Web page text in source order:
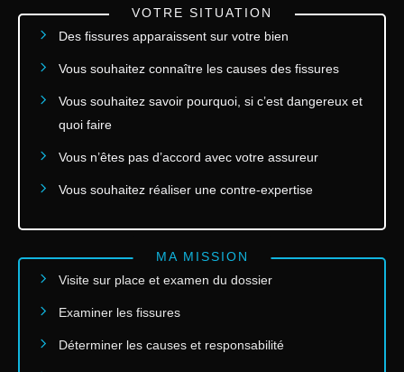
VOTRE SITUATION
Des fissures apparaissent sur votre bien
Vous souhaitez connaître les causes des fissures
Vous souhaitez savoir pourquoi, si c’est dangereux et
quoi faire
Vous n’êtes pas d’accord avec votre assureur
Vous souhaitez réaliser une contre-expertise
MA MISSION
Visite sur place et examen du dossier
Examiner les fissures
Déterminer les causes et responsabilité